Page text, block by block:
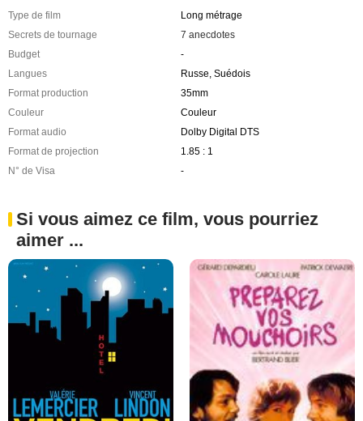
Type de film
Long métrage
Secrets de tournage
7 anecdotes
Budget
-
Langues
Russe, Suédois
Format production
35mm
Couleur
Couleur
Format audio
Dolby Digital DTS
Format de projection
1.85 : 1
N° de Visa
-
Si vous aimez ce film, vous pourriez
aimer ...